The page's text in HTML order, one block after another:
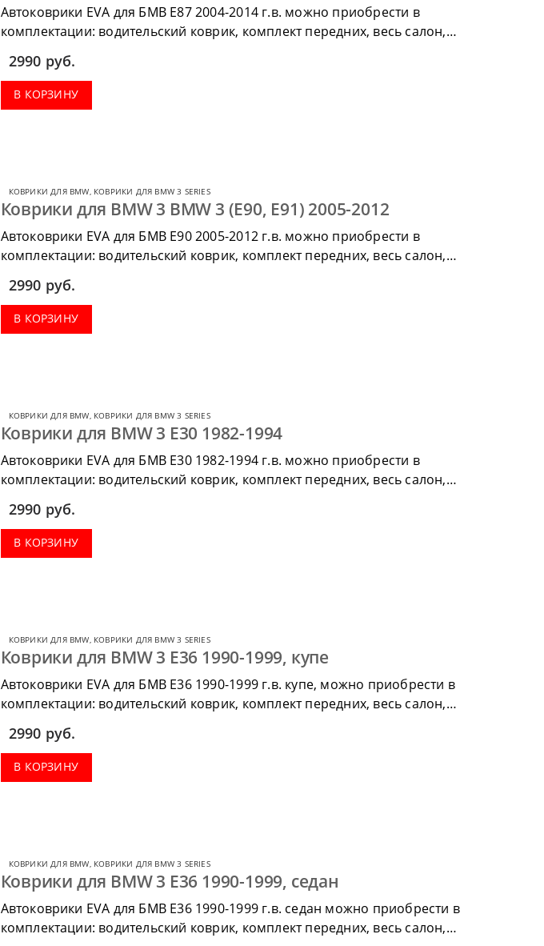
Автоковрики EVA для БМВ Е87 2004-2014 г.в. можно приобрести в
комплектации: водительский коврик, комплект передних, весь салон,
2990 руб.
В КОРЗИНУ
КОВРИКИ ДЛЯ BMW, КОВРИКИ ДЛЯ BMW 3 SERIES
Коврики для BMW 3 BMW 3 (Е90, Е91) 2005-2012
Автоковрики EVA для БМВ Е90 2005-2012 г.в. можно приобрести в
комплектации: водительский коврик, комплект передних, весь салон,
2990 руб.
В КОРЗИНУ
КОВРИКИ ДЛЯ BMW, КОВРИКИ ДЛЯ BMW 3 SERIES
Коврики для BMW 3 E30 1982-1994
Автоковрики EVA для БМВ Е30 1982-1994 г.в. можно приобрести в
комплектации: водительский коврик, комплект передних, весь салон,
2990 руб.
В КОРЗИНУ
КОВРИКИ ДЛЯ BMW, КОВРИКИ ДЛЯ BMW 3 SERIES
Коврики для BMW 3 E36 1990-1999, купе
Автоковрики EVA для БМВ Е36 1990-1999 г.в. купе, можно приобрести в
комплектации: водительский коврик, комплект передних, весь салон,
2990 руб.
В КОРЗИНУ
КОВРИКИ ДЛЯ BMW, КОВРИКИ ДЛЯ BMW 3 SERIES
Коврики для BMW 3 E36 1990-1999, седан
Автоковрики EVA для БМВ Е36 1990-1999 г.в. седан можно приобрести в
комплектации: водительский коврик, комплект передних, весь салон,